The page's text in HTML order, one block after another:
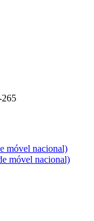
265
móvel nacional)
móvel nacional)